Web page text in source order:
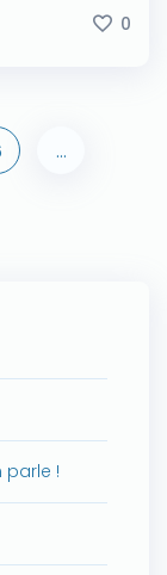
0
…
parle !